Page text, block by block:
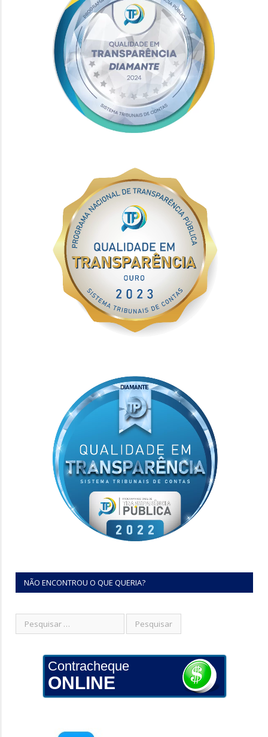
NÃO ENCONTROU O QUE QUERIA?
Contracheque
ONLINE